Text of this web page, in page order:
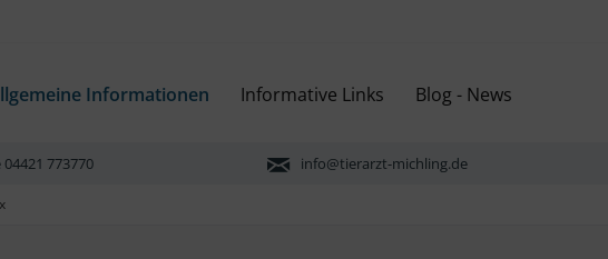
Informationen Informative Links Blog - News
773770 info@tierarzt-michling.de